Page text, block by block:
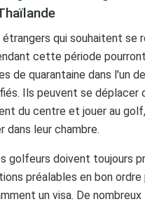
qui souhaitent se
cette période
de quarantaine dans l'un
Ils peuvent se déplacer
du centre et jouer au
dans leur chambre.
golfeurs doivent toujours
préalables en bon
un visa. De